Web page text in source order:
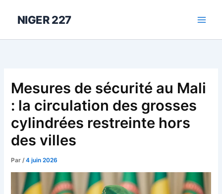
NIGER 227
Mesures de sécurité au Mali
: la circulation des grosses
cylindrées restreinte hors
des villes
Par/4 juin 2026